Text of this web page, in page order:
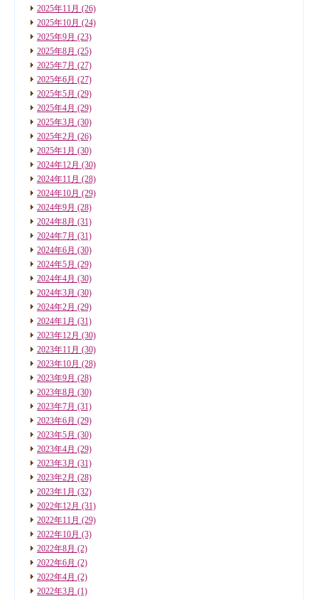
2025年11月 (26)
2025年10月 (24)
2025年9月 (23)
2025年8月 (25)
2025年7月 (27)
2025年6月 (27)
2025年5月 (29)
2025年4月 (29)
2025年3月 (30)
2025年2月 (26)
2025年1月 (30)
2024年12月 (30)
2024年11月 (28)
2024年10月 (29)
2024年9月 (28)
2024年8月 (31)
2024年7月 (31)
2024年6月 (30)
2024年5月 (29)
2024年4月 (30)
2024年3月 (30)
2024年2月 (29)
2024年1月 (31)
2023年12月 (30)
2023年11月 (30)
2023年10月 (28)
2023年9月 (28)
2023年8月 (30)
2023年7月 (31)
2023年6月 (29)
2023年5月 (30)
2023年4月 (29)
2023年3月 (31)
2023年2月 (28)
2023年1月 (32)
2022年12月 (31)
2022年11月 (29)
2022年10月 (3)
2022年8月 (2)
2022年6月 (2)
2022年4月 (2)
2022年3月 (1)